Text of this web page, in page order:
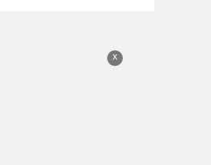
x